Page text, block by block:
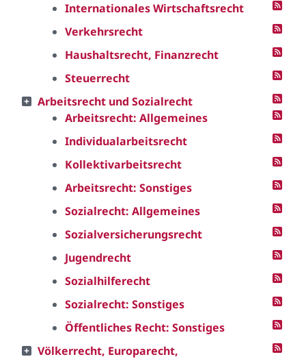
Internationales Wirtschaftsrecht
Verkehrsrecht
Haushaltsrecht, Finanzrecht
Steuerrecht
Arbeitsrecht und Sozialrecht
Arbeitsrecht: Allgemeines
Individualarbeitsrecht
Kollektivarbeitsrecht
Arbeitsrecht: Sonstiges
Sozialrecht: Allgemeines
Sozialversicherungsrecht
Jugendrecht
Sozialhilferecht
Sozialrecht: Sonstiges
Öffentliches Recht: Sonstiges
Völkerrecht, Europarecht,